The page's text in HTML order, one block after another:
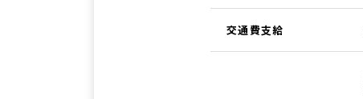
交通費支給